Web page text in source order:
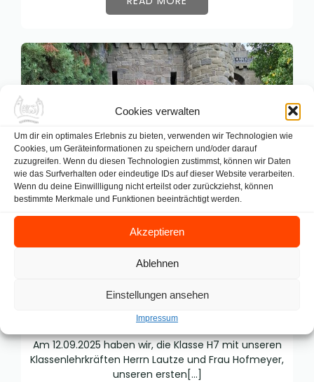
Cookies verwalten
Um dir ein optimales Erlebnis zu bieten, verwenden wir Technologien wie
Cookies, um Geräteinformationen zu speichern und/oder darauf
zuzugreifen. Wenn du diesen Technologien zustimmst, können wir Daten
wie das Surfverhalten oder eindeutige IDs auf dieser Website verarbeiten.
Wenn du deine Einwillligung nicht erteilst oder zurückziehst, können
bestimmte Merkmale und Funktionen beeinträchtigt werden.
Akzeptieren
Ablehnen
Einstellungen ansehen
Impressum
Besuch der Löwenburg
September 19, 2025
Am 12.09.2025 haben wir, die Klasse H7 mit unseren
Klassenlehrkräften Herrn Lautze und Frau Hofmeyer,
unseren ersten[…]